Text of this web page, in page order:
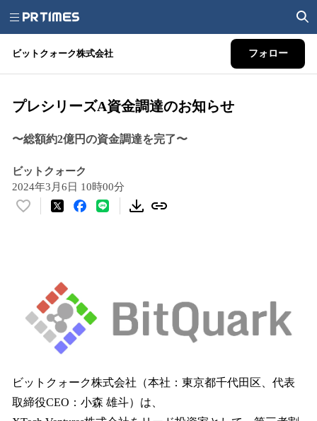
ビットクォーク株式会社 フォロー
プレシリーズA資金調達のお知らせ
〜総額約2億円の資金調達を完了〜
ビットクォーク
2024年3月6日 10時00分
い
み
込
で
す
ビットクォーク株式会社（本社：東京都千代田区、代表
取締役CEO：小森 雄斗）は、